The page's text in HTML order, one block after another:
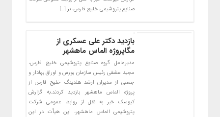
صنایع پتروشیمی خلیج فارس، بر […]
بازدید دکتر علی عسکری از
مگاپروژه الماس ماهشهر
مدیرعامل گروه صنایع پتروشیمی خلیج فارس،
مجید عشقی رئیس سازمان بورس و اوراق بهادار و
جمعی از مدیران ارشد هلدینگ خلیج فارس از
پروژه الماس ماهشهر بازدید کردند.به گزارش
کیوسک خبر به نقل از روابط عمومی شرکت
پتروشیمی الماس ماهشهر، این هیأت در این